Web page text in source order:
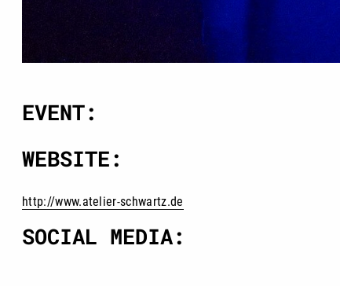
EVENT:
WEBSITE:
http://www.atelier-schwartz.de
SOCIAL MEDIA: